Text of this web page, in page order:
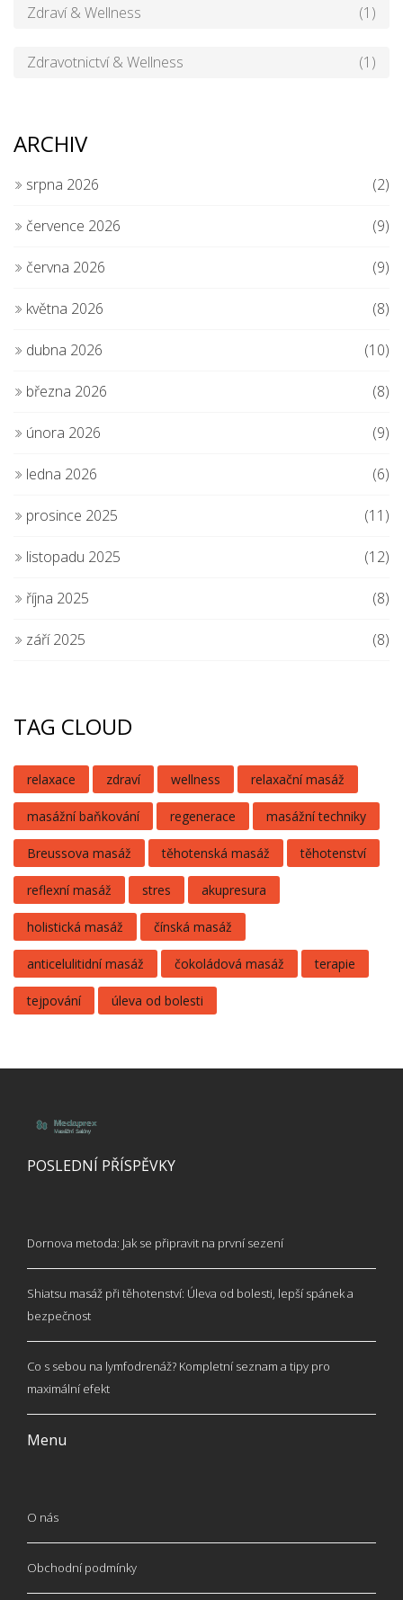
Zdraví & Wellness (1)
Zdravotnictví & Wellness (1)
ARCHIV
srpna 2026 (2)
července 2026 (9)
června 2026 (9)
května 2026 (8)
dubna 2026 (10)
března 2026 (8)
února 2026 (9)
ledna 2026 (6)
prosince 2025 (11)
listopadu 2025 (12)
října 2025 (8)
září 2025 (8)
TAG CLOUD
relaxace zdraví wellness relaxační masáž
masážní baňkování regenerace masážní techniky
Breussova masáž těhotenská masáž těhotenství
reflexní masáž stres akupresura
holistická masáž čínská masáž
anticelulitidní masáž čokoládová masáž terapie
tejpování úleva od bolesti
POSLEDNÍ PŘÍSPĚVKY
Dornova metoda: Jak se připravit na první sezení
Shiatsu masáž při těhotenství: Úleva od bolesti, lepší spánek a
bezpečnost
Co s sebou na lymfodrenáž? Kompletní seznam a tipy pro
maximální efekt
Menu
O nás
Obchodní podmínky